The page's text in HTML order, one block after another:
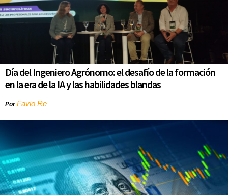
Día del Ingeniero Agrónomo: el desafío de la formación
en la era de la IA y las habilidades blandas
PorFavio Re